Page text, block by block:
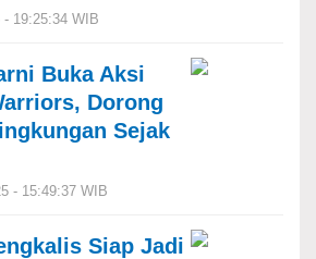
- 19:25:34 WIB
Buka Aksi
Dorong
Sejak
- 15:49:37 WIB
Siap Jadi